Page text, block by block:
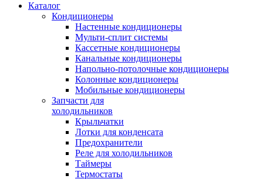
Каталог
Кондиционеры
Настенные кондиционеры
Мульти-сплит системы
Кассетные кондиционеры
Канальные кондиционеры
Напольно-потолочные кондиционеры
Колонные кондиционеры
Мобильные кондиционеры
Запчасти для
холодильников
Крыльчатки
Лотки для конденсата
Предохранители
Реле для холодильников
Таймеры
Термостаты